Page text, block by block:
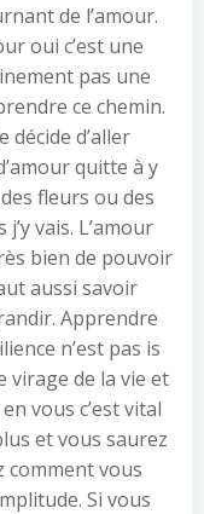
de l’amour.
oui c’est une
pas une
ce chemin.
décide d’aller
quitte à y
fleurs ou des
vais. L’amour
bien de pouvoir
aussi savoir
Apprendre
n’est pas is
virage de la vie et
vous c’est vital
et vous saurez
comment vous
Si vous